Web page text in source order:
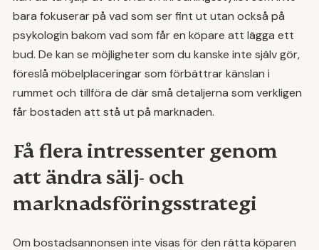
bara fokuserar på vad som ser fint ut utan också på
psykologin bakom vad som får en köpare att lägga ett
bud. De kan se möjligheter som du kanske inte själv gör,
föreslå möbelplaceringar som förbättrar känslan i
rummet och tillföra de där små detaljerna som verkligen
får bostaden att stå ut på marknaden.
Få flera intressenter genom
att ändra sälj- och
marknadsföringsstrategi
Om bostadsannonsen inte visas för den rätta köparen